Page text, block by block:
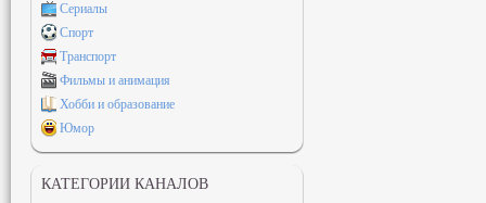
Сериалы
Спорт
Транспорт
Фильмы и анимация
Хобби и образование
Юмор
КАТЕГОРИИ КАНАЛОВ